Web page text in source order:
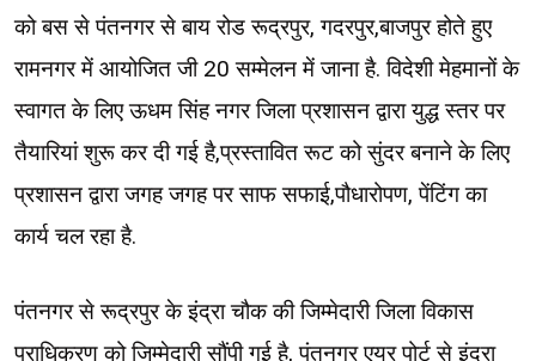
को बस से पंतनगर से बाय रोड रूद्रपुर, गदरपुर,बाजपुर होते हुए
रामनगर में आयोजित जी 20 सम्मेलन में जाना है. विदेशी मेहमानों के
स्वागत के लिए ऊधम सिंह नगर जिला प्रशासन द्वारा युद्ध स्तर पर
तैयारियां शुरू कर दी गई है,प्रस्तावित रूट को सुंदर बनाने के लिए
प्रशासन द्वारा जगह जगह पर साफ सफाई,पौधारोपण, पेंटिंग का
कार्य चल रहा है.
पंतनगर से रूद्रपुर के इंद्रा चौक की जिम्मेदारी जिला विकास
प्राधिकरण को जिम्मेदारी सौंपी गई है, पंतनगर एयर पोर्ट से इंद्रा